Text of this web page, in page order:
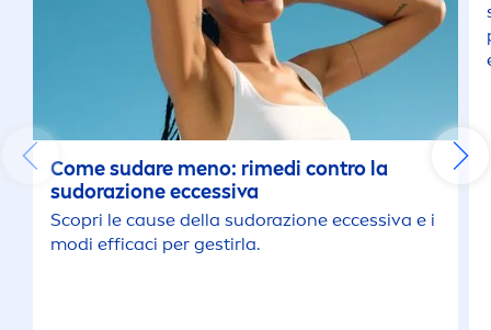
Come sudare meno: rimedi contro la
sudorazione eccessiva
Scopri le cause della sudorazione eccessiva e i
modi efficaci per gestirla.